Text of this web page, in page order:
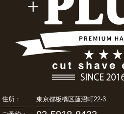
住所： 東京都板橋区蓮沼町22-3